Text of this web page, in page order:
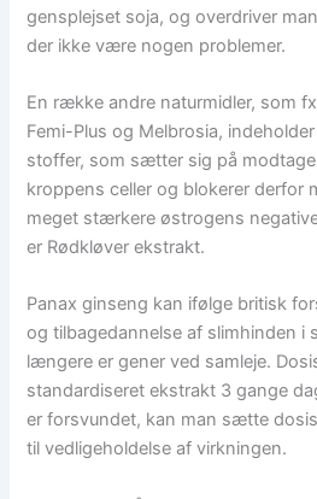
gensplejset soja, og overdriver
der ikke være nogen problemer.
En række andre naturmidler, som
Femi-Plus og Melbrosia,
stoffer, som sætter sig på
kroppens celler og blokerer derfor
meget stærkere østrogens
er Rødkløver ekstrakt.
Panax ginseng kan ifølge britisk
og tilbagedannelse af slimhinden i
længere er gener ved samleje.
standardiseret ekstrakt 3 gange
er forsvundet, kan man sætte
til vedligeholdelse af virkningen.